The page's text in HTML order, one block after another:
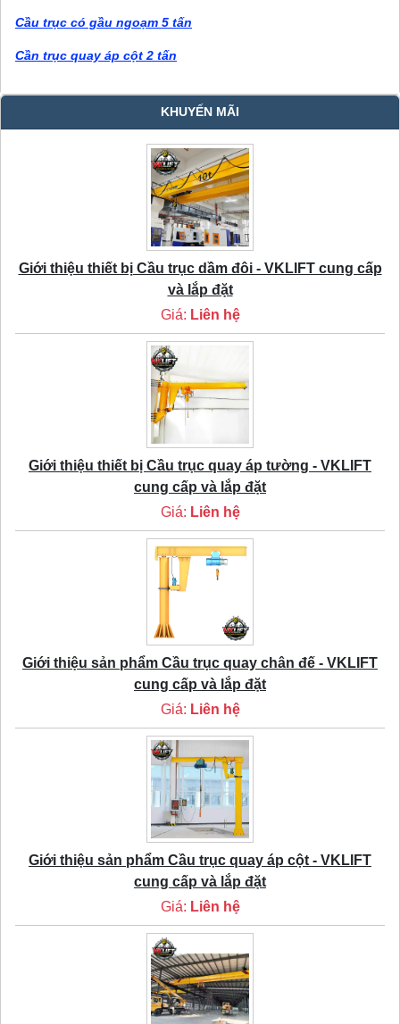
Cầu trục có gầu ngoạm 5 tấn
Cần trục quay áp cột 2 tấn
KHUYẾN MÃI
Giới thiệu thiết bị Cầu trục dầm đôi - VKLIFT cung cấp
và lắp đặt
Giá: Liên hệ
Giới thiệu thiết bị Cầu trục quay áp tường - VKLIFT
cung cấp và lắp đặt
Giá: Liên hệ
Giới thiệu sản phẩm Cầu trục quay chân đế - VKLIFT
cung cấp và lắp đặt
Giá: Liên hệ
Giới thiệu sản phẩm Cầu trục quay áp cột - VKLIFT
cung cấp và lắp đặt
Giá: Liên hệ